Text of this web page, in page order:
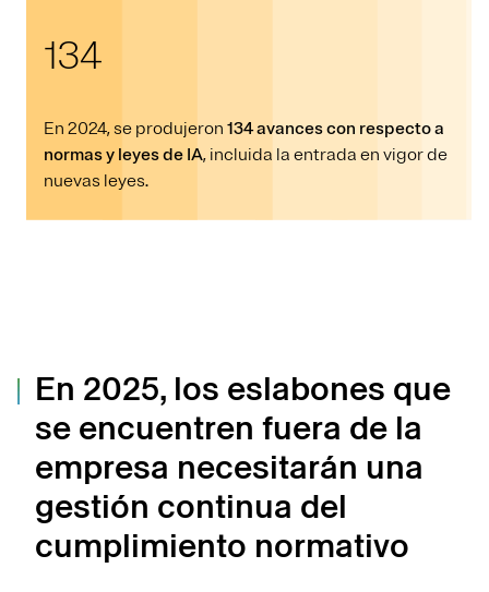
134
En 2024, se produjeron 134 avances con respecto a
normas y leyes de IA, incluida la entrada en vigor de
nuevas leyes.
En 2025, los eslabones que
se encuentren fuera de la
empresa necesitarán una
gestión continua del
cumplimiento normativo